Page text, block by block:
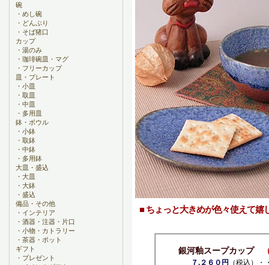
■ ちょっと大きめが色々使えて嬉
銀河釉スープカップ
７,２６０円 （税込）・
碗
・ めし碗
・ どんぶり
・ そば猪口
カップ
・ 湯のみ
・ 珈琲碗皿・マグ
・ フリーカップ
皿・プレート
・ 小皿
・ 取皿
・ 中皿
・ 多用皿
鉢・ボウル
・ 小鉢
・ 取鉢
・ 中鉢
・ 多用鉢
大皿・盛込
・ 大皿
・ 大鉢
・ 盛込
備品・その他
・ インテリア
・ 酒器・注器・片口
・ 小物・カトラリー
・ 茶器・ポット
ギフト
・ プレゼント